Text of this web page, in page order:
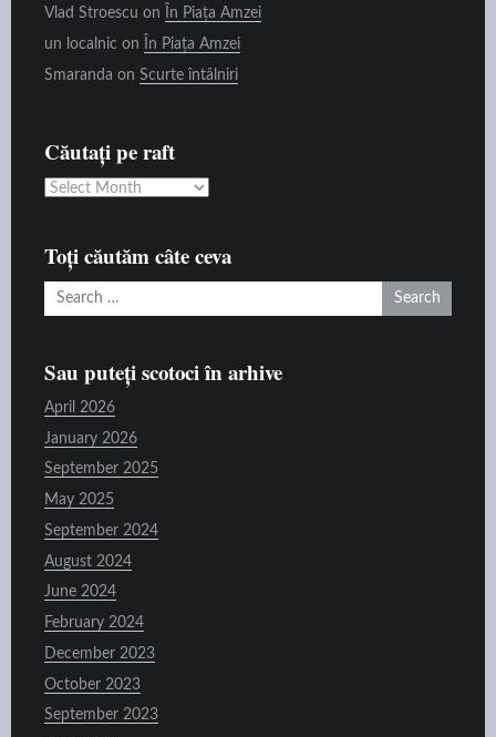
Vlad Stroescu on
În Piața Amzei
un localnic on
În Piața Amzei
Smaranda on Scurte întâlniri
Căutați pe raft
Căutați
Toți căutăm câte ceva
Search
Sau puteți scotoci în arhive
April 2026
January 2026
September 2025
May 2025
September 2024
August 2024
June 2024
February 2024
December 2023
October 2023
September 2023